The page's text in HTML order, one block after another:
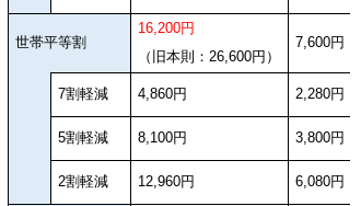
世帯平等割
16,200円
7,600円
（旧本則：26,600円）
7割軽減 4,860円 2,280円
5割軽減 8,100円 3,800円
2割軽減 12,960円 6,080円